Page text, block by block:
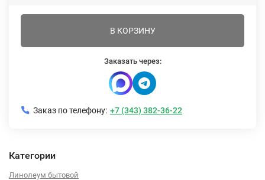
В КОРЗИНУ
Заказать через:
Заказ по телефону: +7 (343) 382-36-22
Категории
Линолеум бытовой